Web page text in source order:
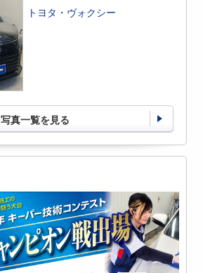
トヨタ・ヴォクシー
写真一覧を見る